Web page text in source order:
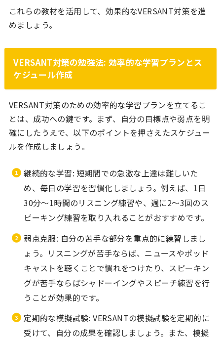
これらの教材を活用して、効果的なVERSANT対策を進
めましょう。
VERSANT対策の勉強法: 効率的な学習プランとス
ケジュール作成
VERSANT対策のための効率的な学習プランを立てるこ
とは、成功への鍵です。まず、自分の目標点や弱点を明
確にしたうえで、以下のポイントを押さえたスケジュー
ルを作成しましょう。
継続的な学習: 短期間での急激な上達は難しいた
め、毎日の学習を習慣化しましょう。例えば、1日
30分～1時間のリスニング練習や、週に2～3回のス
ピーキング練習を取り入れることがおすすめです。
弱点克服: 自分の苦手な部分を重点的に練習しまし
ょう。リスニングが苦手ならば、ニュースやポッド
キャストを聴くことで慣れをつけたり、スピーキン
グが苦手ならばシャドーイングやスピーチ練習を行
うことが効果的です。
定期的な模擬試験: VERSANTの模擬試験を定期的に
受けて、自分の成果を確認しましょう。また、模擬